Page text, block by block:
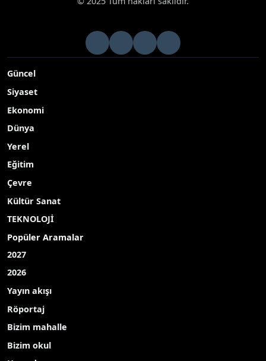
Güncel
Siyaset
Ekonomi
Dünya
Yerel
Eğitim
Çevre
Kültür Sanat
TEKNOLOJİ
Popüler Aramalar
2027
2026
Yayın akışı
Röportaj
Bizim mahalle
Bizim okul